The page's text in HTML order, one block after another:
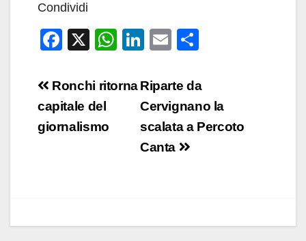
Condividi
F
c
e
b
X
W
at
Li
k
e
dI
n
E
ail n
di
vi
Navigazione
articoli
Riparte da
Cervignano la
scalata a Percoto
Canta
Ronchi ritorna
capitale del
giornalismo